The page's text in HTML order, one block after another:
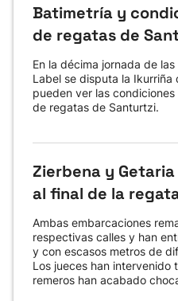
Batimetría y
de regatas de
En la décima jornada de
Label se disputa la Ikurriña
pueden ver las
de regatas de Santurtzi.
Zierbena y
al final de la
Ambas embarcaciones
respectivas calles y han
y con escasos metros de
Los jueces han intervenido
remeros han acabado